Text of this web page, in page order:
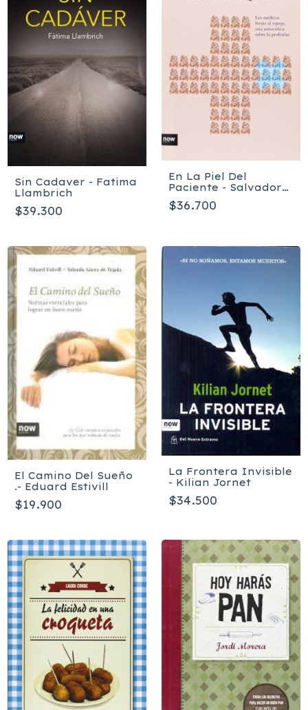
Sin Cadaver - Fatima
Llambrich
$39.300
En La Piel Del
Paciente - Salvador
Esquena
$36.700
El Camino Del Sueño
.- Eduard Estivill
$19.900
La Frontera Invisible
- Kilian Jornet
$34.500